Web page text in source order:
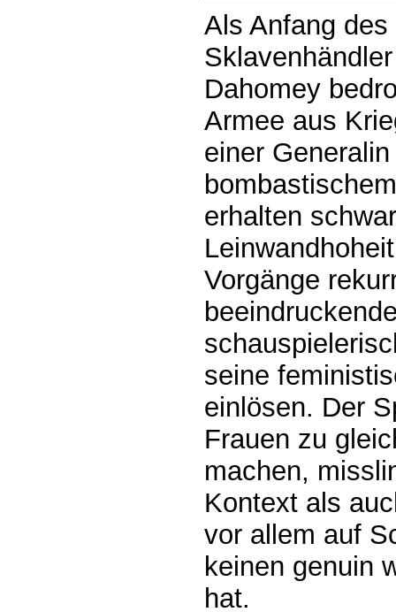
Als Anfang
Dahomey
Armee aus
einer
erhalten
Vorgänge
seine
einlösen. Der
Frauen zu
machen,
Kontext als
vor allem auf
keinen genuin
hat.